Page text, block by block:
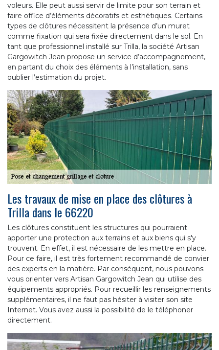
voleurs. Elle peut aussi servir de limite pour son terrain et
faire office d’éléments décoratifs et esthétiques. Certains
types de clôtures nécessitent la présence d’un muret
comme fixation qui sera fixée directement dans le sol. En
tant que professionnel installé sur Trilla, la société Artisan
Gargowitch Jean propose un service d’accompagnement,
en partant du choix des éléments à l’installation, sans
oublier l’estimation du projet.
Les travaux de mise en place des clôtures à
Trilla dans le 66220
Les clôtures constituent les structures qui pourraient
apporter une protection aux terrains et aux biens qui s'y
trouvent. En effet, il est nécessaire de les mettre en place.
Pour ce faire, il est très fortement recommandé de convier
des experts en la matière. Par conséquent, nous pouvons
vous orienter vers Artisan Gargowitch Jean qui utilise des
équipements appropriés. Pour recueillir les renseignements
supplémentaires, il ne faut pas hésiter à visiter son site
Internet. Vous avez aussi la possibilité de le téléphoner
directement.